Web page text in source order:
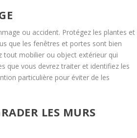
ou accident. Protégez les plantes et
que les fenêtres et portes sont bien
tout mobilier ou object extérieur qui
que vous devrez traiter et identifiez les
particulière pour éviter de les
LES MURS